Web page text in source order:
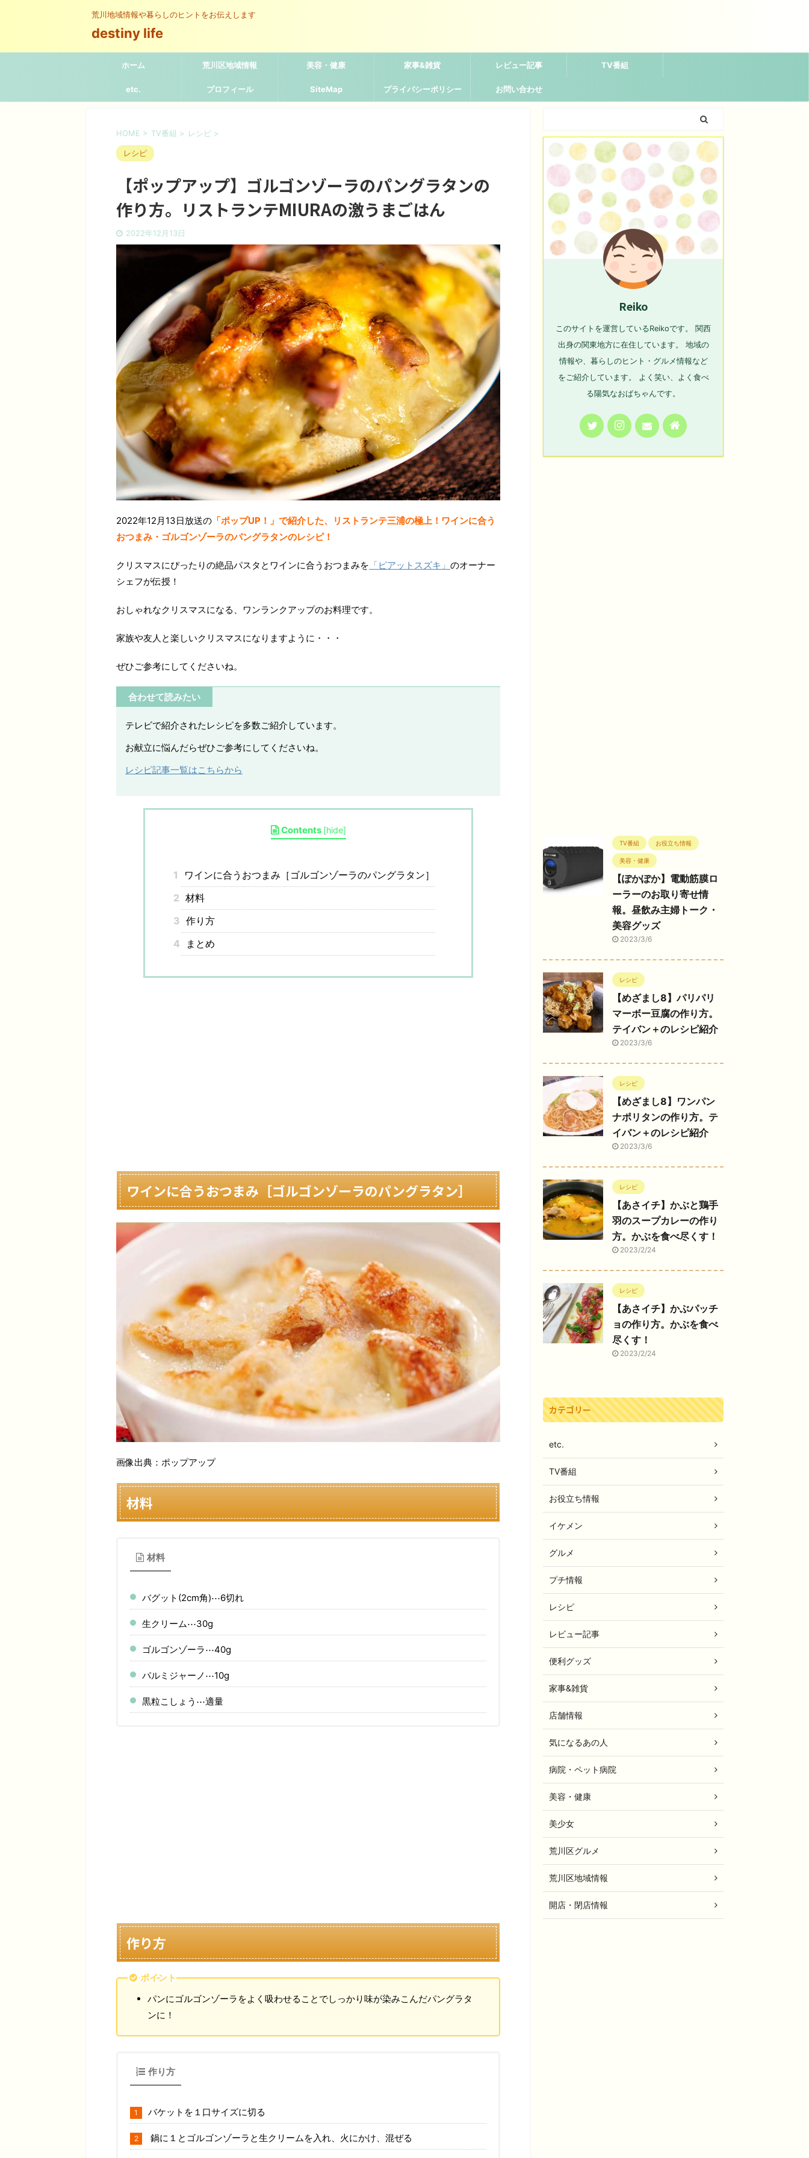
荒川地域情報や暮らしのヒントをお伝えします
destiny life
ホーム 荒川区地域情報 美容・健康 家事&雑貨 レビュー記事 TV番組
etc. プロフィール SiteMap プライバシーポリシー お問い合わせ
HOME > TV番組 > レシピ >
レシピ
【ポップアップ】ゴルゴンゾーラのパングラタンの
作り方。リストランテMIURAの激うまごはん
2022年12月13日
2022年12月13日放送の 「ポップUP！」で紹介した、リストランテ三浦の極上！ワインに合う
おつまみ・ゴルゴンゾーラのパングラタンのレシピ！
クリスマスにぴったりの絶品パスタとワインに合うおつまみを 「ピアットスズキ」 のオーナー
シェフが伝授！
おしゃれなクリスマスになる、ワンランクアップのお料理です。
家族や友人と楽しいクリスマスになりますように・・・
ぜひご参考にしてくださいね。
合わせて読みたい
テレビで紹介されたレシピを多数ご紹介しています。
お献立に悩んだらぜひご参考にしてくださいね。
レシピ記事一覧はこちらから
Contents [hide]
1
ワインに合うおつまみ［ゴルゴンゾーラのパングラタン］
2 材料
3 作り方
4
まとめ
ワインに合うおつまみ［ゴルゴンゾーラのパングラタン］
画像出典：ポップアップ
材料
材料
バグット(2cm角)⋯6切れ
生クリーム⋯30g
ゴルゴンゾーラ⋯40g
パルミジャーノ⋯10g
黒粒こしょう⋯適量
作り方
ポイント
パンにゴルゴンゾーラをよく吸わせることでしっかり味が染みこんだパングラタ
ンに！
作り方
バケットを１口サイズに切る
鍋に１とゴルゴンゾーラと生クリームを入れ、火にかけ、混ぜる
Reiko
このサイトを運営しているReikoです。 関西
出身の関東地方に在住しています。 地域の
情報や、暮らしのヒント・グルメ情報など
をご紹介しています。 よく笑い、よく食べ
る陽気なおばちゃんです。
TV番組 お役立ち情報
美容・健康
【ぽかぽか】電動筋膜ロ
ーラーのお取り寄せ情
報。昼飲み主婦トーク・
美容グッズ
2023/3/6
レシピ
【めざまし8】パリパリ
マーボー豆腐の作り方。
テイバン＋のレシピ紹介
2023/3/6
レシピ
【めざまし8】ワンパン
ナポリタンの作り方。テ
イバン＋のレシピ紹介
2023/3/6
レシピ
【あさイチ】かぶと鶏手
羽のスープカレーの作り
方。かぶを食べ尽くす！
2023/2/24
レシピ
【あさイチ】かぶパッチ
ョの作り方。かぶを食べ
尽くす！
2023/2/24
カテゴリー
etc.
TV番組
お役立ち情報
イケメン
グルメ
プチ情報
レシピ
レビュー記事
便利グッズ
家事&雑貨
店舗情報
気になるあの人
病院・ペット病院
美容・健康
美少女
荒川区グルメ
荒川区地域情報
開店・閉店情報